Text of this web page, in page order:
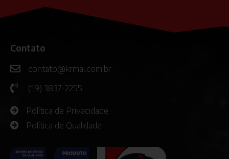
Contato
contato@krmai.com.br
(19) 3837-2255
Política de Privacidade
Política de Qualidade